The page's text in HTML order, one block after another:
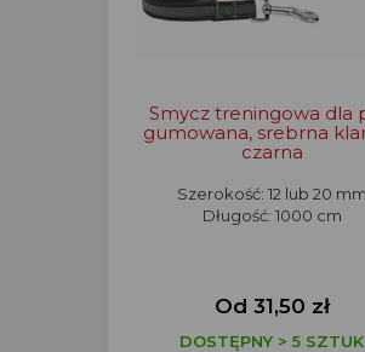
Smycz treningowa dla
gumowana, srebrna
czarna
Szerokość: 12 lub 20 mm
Długość: 1000 cm
Od 31,50 zł
DOSTĘPNY > 5 SZTUK